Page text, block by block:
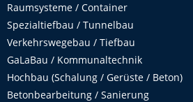
Raumsysteme / Container
Spezialtiefbau / Tunnelbau
Verkehrswegebau / Tiefbau
GaLaBau / Kommunaltechnik
Hochbau (Schalung / Gerüste / Beton)
Betonbearbeitung / Sanierung